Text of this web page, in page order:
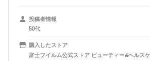
投稿者情報
50代
購入したストア
富士フイルム公式ストア ビューティー&ヘルス